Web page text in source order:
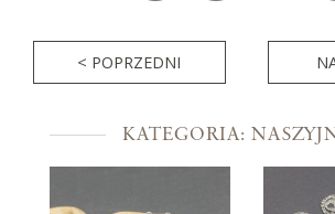
< POPRZEDNI
KATEGORIA: